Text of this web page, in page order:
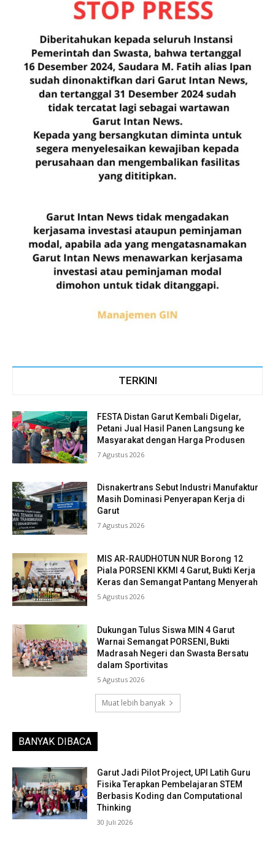
TERKINI
FESTA Distan Garut Kembali Digelar,
Petani Jual Hasil Panen Langsung ke
Masyarakat dengan Harga Produsen
7 Agustus 2026
Disnakertrans Sebut Industri Manufaktur
Masih Dominasi Penyerapan Kerja di
Garut
7 Agustus 2026
MIS AR-RAUDHOTUN NUR Borong 12
Piala PORSENI KKMI 4 Garut, Bukti Kerja
Keras dan Semangat Pantang Menyerah
5 Agustus 2026
Dukungan Tulus Siswa MIN 4 Garut
Warnai Semangat PORSENI, Bukti
Madrasah Negeri dan Swasta Bersatu
dalam Sportivitas
5 Agustus 2026
Muat lebih banyak
BANYAK DIBACA
Garut Jadi Pilot Project, UPI Latih Guru
Fisika Terapkan Pembelajaran STEM
Berbasis Koding dan Computational
Thinking
30 Juli 2026